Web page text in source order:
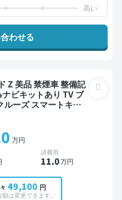
わせる
記
ビキットあり TV ブ
ルーズ スマートキー
万円
諸費用
11.0万円
49,100 円
額は変更できます。